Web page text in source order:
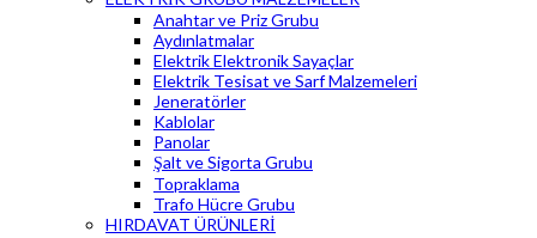
Anahtar ve Priz Grubu
Aydınlatmalar
Elektrik Elektronik Sayaçlar
Elektrik Tesisat ve Sarf Malzemeleri
Jeneratörler
Kablolar
Panolar
Şalt ve Sigorta Grubu
Topraklama
Trafo Hücre Grubu
HIRDAVAT ÜRÜNLERİ